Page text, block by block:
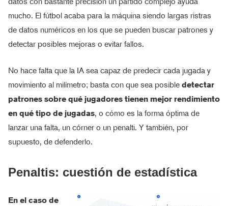
mucho. El fútbol acaba para la máquina siendo largas ristras
de datos numéricos en los que se pueden buscar patrones y
detectar posibles mejoras o evitar fallos.
No hace falta que la IA sea capaz de predecir cada jugada y
movimiento al milímetro; basta con que sea posible detectar
patrones sobre qué jugadores tienen mejor rendimiento
en qué tipo de jugadas, o cómo es la forma óptima de
lanzar una falta, un córner o un penalti. Y también, por
supuesto, de defenderlo.
Penaltis: cuestión de estadística
En el caso de